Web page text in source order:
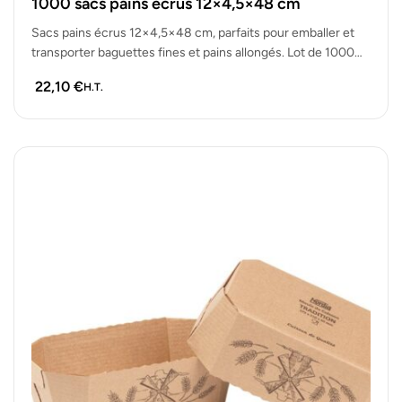
Sacs pains écrus 12×4,5×48 cm, parfaits pour emballer et
transporter baguettes fines et pains allongés. Lot de 1000
22,10 €H.T.